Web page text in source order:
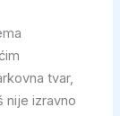
tvar,
nije izravno